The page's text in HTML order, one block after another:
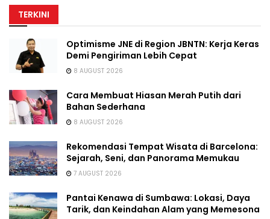
TERKINI
Optimisme JNE di Region JBNTN: Kerja Keras
Demi Pengiriman Lebih Cepat
8 AUGUST 2026
Cara Membuat Hiasan Merah Putih dari
Bahan Sederhana
8 AUGUST 2026
Rekomendasi Tempat Wisata di Barcelona:
Sejarah, Seni, dan Panorama Memukau
7 AUGUST 2026
Pantai Kenawa di Sumbawa: Lokasi, Daya
Tarik, dan Keindahan Alam yang Memesona